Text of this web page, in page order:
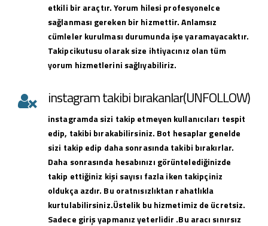
etkili bir araçtır. Yorum hilesi profesyonelce
sağlanması gereken bir hizmettir. Anlamsız
cümleler kurulması durumunda işe yaramayacaktır.
Takipcikutusu olarak size ihtiyacınız olan tüm
yorum hizmetlerini sağlıyabiliriz.
instagram takibi bırakanlar(UNFOLLOW)
instagramda sizi takip etmeyen kullanıcıları tespit
edip, takibi bırakabilirsiniz. Bot hesaplar genelde
sizi takip edip daha sonrasında takibi bırakırlar.
Daha sonrasında hesabınızı görüntelediğinizde
takip ettiğiniz kişi sayısı fazla iken takipçiniz
oldukça azdır. Bu oratnısızlıktan rahatlıkla
kurtulabilirsiniz.Üstelik bu hizmetimiz de ücretsiz.
Sadece giriş yapmanız yeterlidir .Bu aracı sınırsız